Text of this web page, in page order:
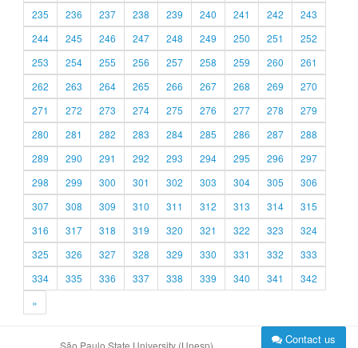
235
236 237 238 239 240 241 242
243
244
245 246 247 248 249 250 251
252
253
254 255 256 257 258 259 260
261
262
263 264 265 266 267 268 269
270
271
272 273 274 275 276 277 278
279
280
281 282 283 284 285 286 287
288
289
290 291 292 293 294 295 296
297
298
299 300 301 302 303 304 305
306
307
308 309 310 311 312 313 314
315
316
317 318 319 320 321 322 323
324
325
326 327 328 329 330 331 332
333
334
335 336 337 338 339 340 341
342
»
São Paulo State University (Unesp) Contact us